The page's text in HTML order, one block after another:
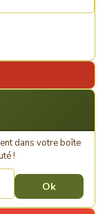
dans votre boîte
!